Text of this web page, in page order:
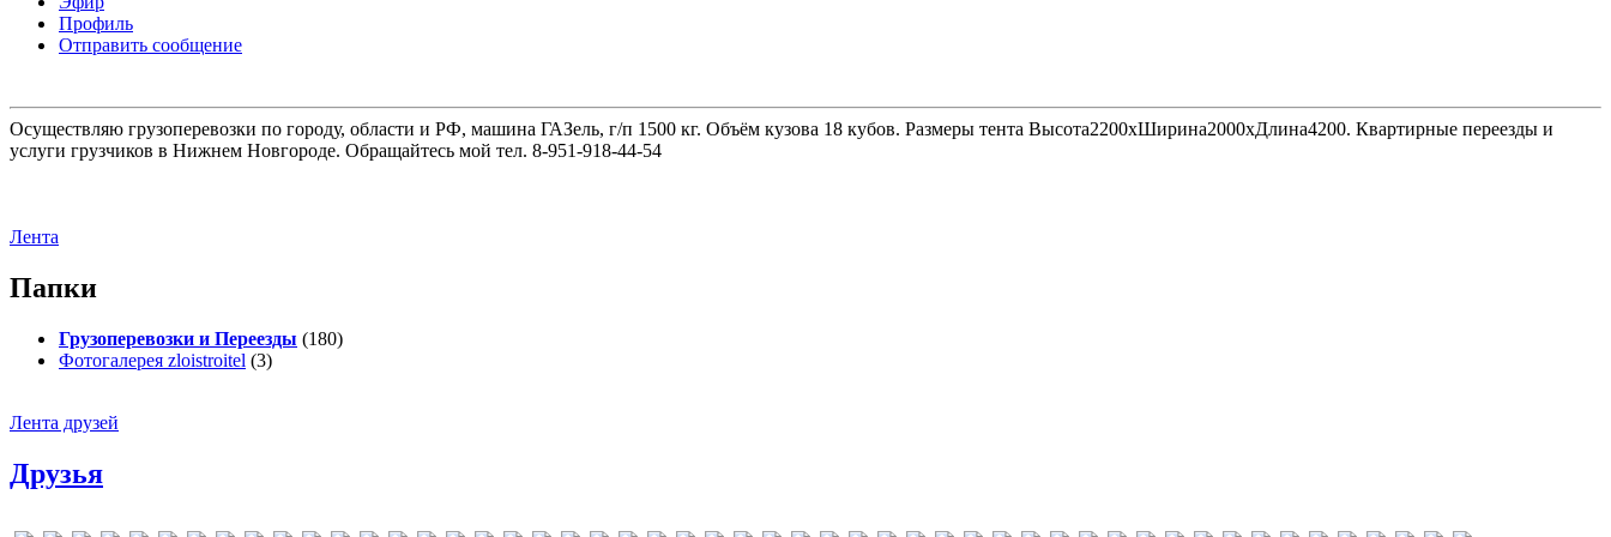
Профиль
Отправить сообщение
Осуществляю грузоперевозки по городу, области и РФ, машина ГАЗель, г/п 1500 кг. Объём кузова 18 кубов. Размеры тента Высота2200хШирина2000хДлина4200. Квартирные переезды и
услуги грузчиков в Нижнем Новгороде. Обращайтесь мой тел. 8-951-918-44-54
Лента
Папки
Грузоперевозки и Переезды (180)
Фотогалерея zloistroitel (3)
Лента друзей
Друзья